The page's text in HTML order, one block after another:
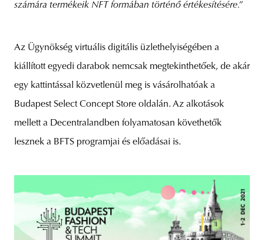
számára termékeik NFT formában történő értékesítésére.”
Az Ügynökség virtuális digitális üzlethelyiségében a
kiállított egyedi darabok nemcsak megtekinthetőek, de akár
egy kattintással közvetlenül meg is vásárolhatóak a
Budapest Select Concept Store oldalán. Az alkotások
mellett a Decentralandben folyamatosan követhetők
lesznek a BFTS programjai és előadásai is.